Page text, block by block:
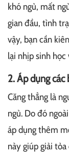
khó ngủ, mất
gian đầu, tình
vậy, bạn cần
lại nhịp sinh học
2. Áp dụng
Căng thẳng là
ngủ. Do đó
áp dụng thêm
này giúp giải